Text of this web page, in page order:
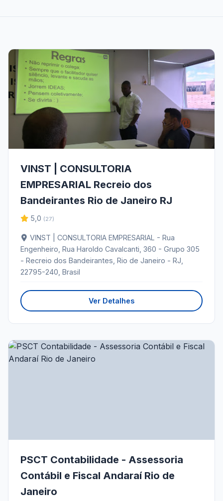
VINST | CONSULTORIA
EMPRESARIAL Recreio dos
Bandeirantes Rio de Janeiro RJ
5,0 (27)
VINST | CONSULTORIA EMPRESARIAL - Rua
Engenheiro, Rua Haroldo Cavalcanti, 360 - Grupo 305
- Recreio dos Bandeirantes, Rio de Janeiro - RJ,
22795-240, Brasil
Ver Detalhes
PSCT Contabilidade - Assessoria
Contábil e Fiscal Andaraí Rio de
Janeiro